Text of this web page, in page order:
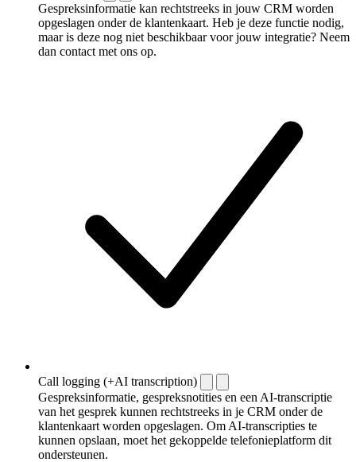
Gespreksinformatie kan rechtstreeks in jouw CRM worden
opgeslagen onder de klantenkaart. Heb je deze functie nodig,
maar is deze nog niet beschikbaar voor jouw integratie? Neem
dan contact met ons op.
Call logging (+AI transcription)
Gespreksinformatie, gespreksnotities en een AI-transcriptie
van het gesprek kunnen rechtstreeks in je CRM onder de
klantenkaart worden opgeslagen. Om AI-transcripties te
kunnen opslaan, moet het gekoppelde telefonieplatform dit
ondersteunen.